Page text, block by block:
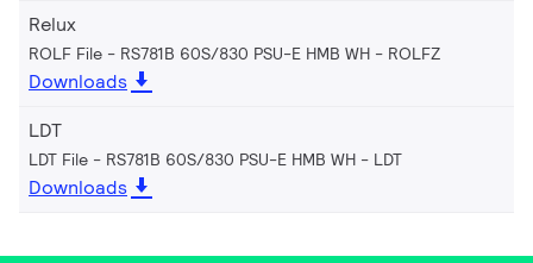
Relux
ROLF File - RS781B 60S/830 PSU-E HMB WH ROLFZ
Downloads
LDT
LDT File - RS781B 60S/830 PSU-E HMB WH LDT
Downloads